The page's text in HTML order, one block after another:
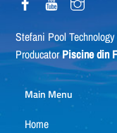
Stefani Pool
ProducatorPiscine din
Main Menu
Home